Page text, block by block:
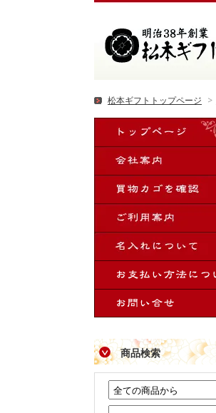
松本ギフトトップページ >
商品検索